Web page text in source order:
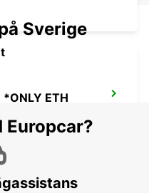
*ONLY ETH
Sverige
Europcar?